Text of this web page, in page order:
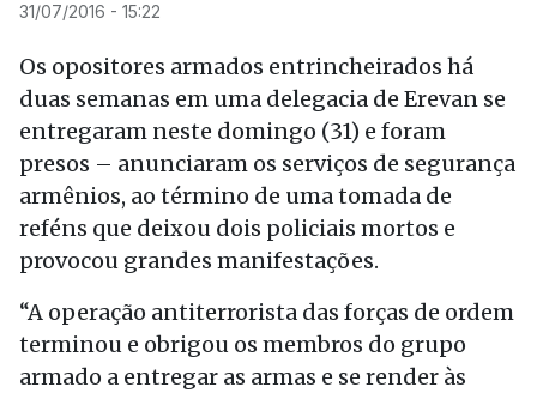
31/07/2016 - 15:22
Os opositores armados entrincheirados há
duas semanas em uma delegacia de Erevan se
entregaram neste domingo (31) e foram
presos – anunciaram os serviços de segurança
armênios, ao término de uma tomada de
reféns que deixou dois policiais mortos e
provocou grandes manifestações.
“A operação antiterrorista das forças de ordem
terminou e obrigou os membros do grupo
armado a entregar as armas e se render às